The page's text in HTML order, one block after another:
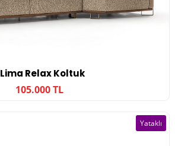
Lima Relax Koltuk
105.000 TL
Yataklı